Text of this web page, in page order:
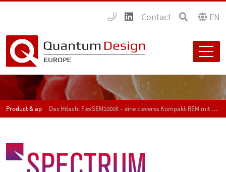
Contact EN
Product & application news - SPECTRUM Das Hitachi FlexSEM1000II – eine cleveres Kompakt-REM mit hoher Flexibilität (Beitragsserie Teil 3)